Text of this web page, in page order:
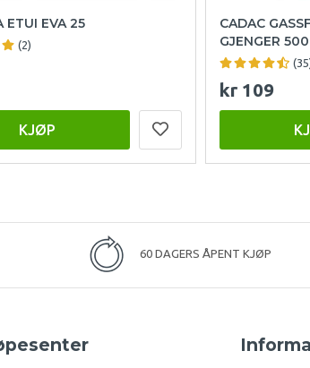
ETUI EVA 25
(2)
KJØP
CADAC
GJENGER
kr 109
60 DAGERS ÅPENT KJØP